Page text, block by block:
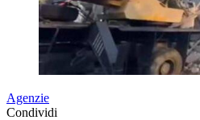
Agenzie
Condividi